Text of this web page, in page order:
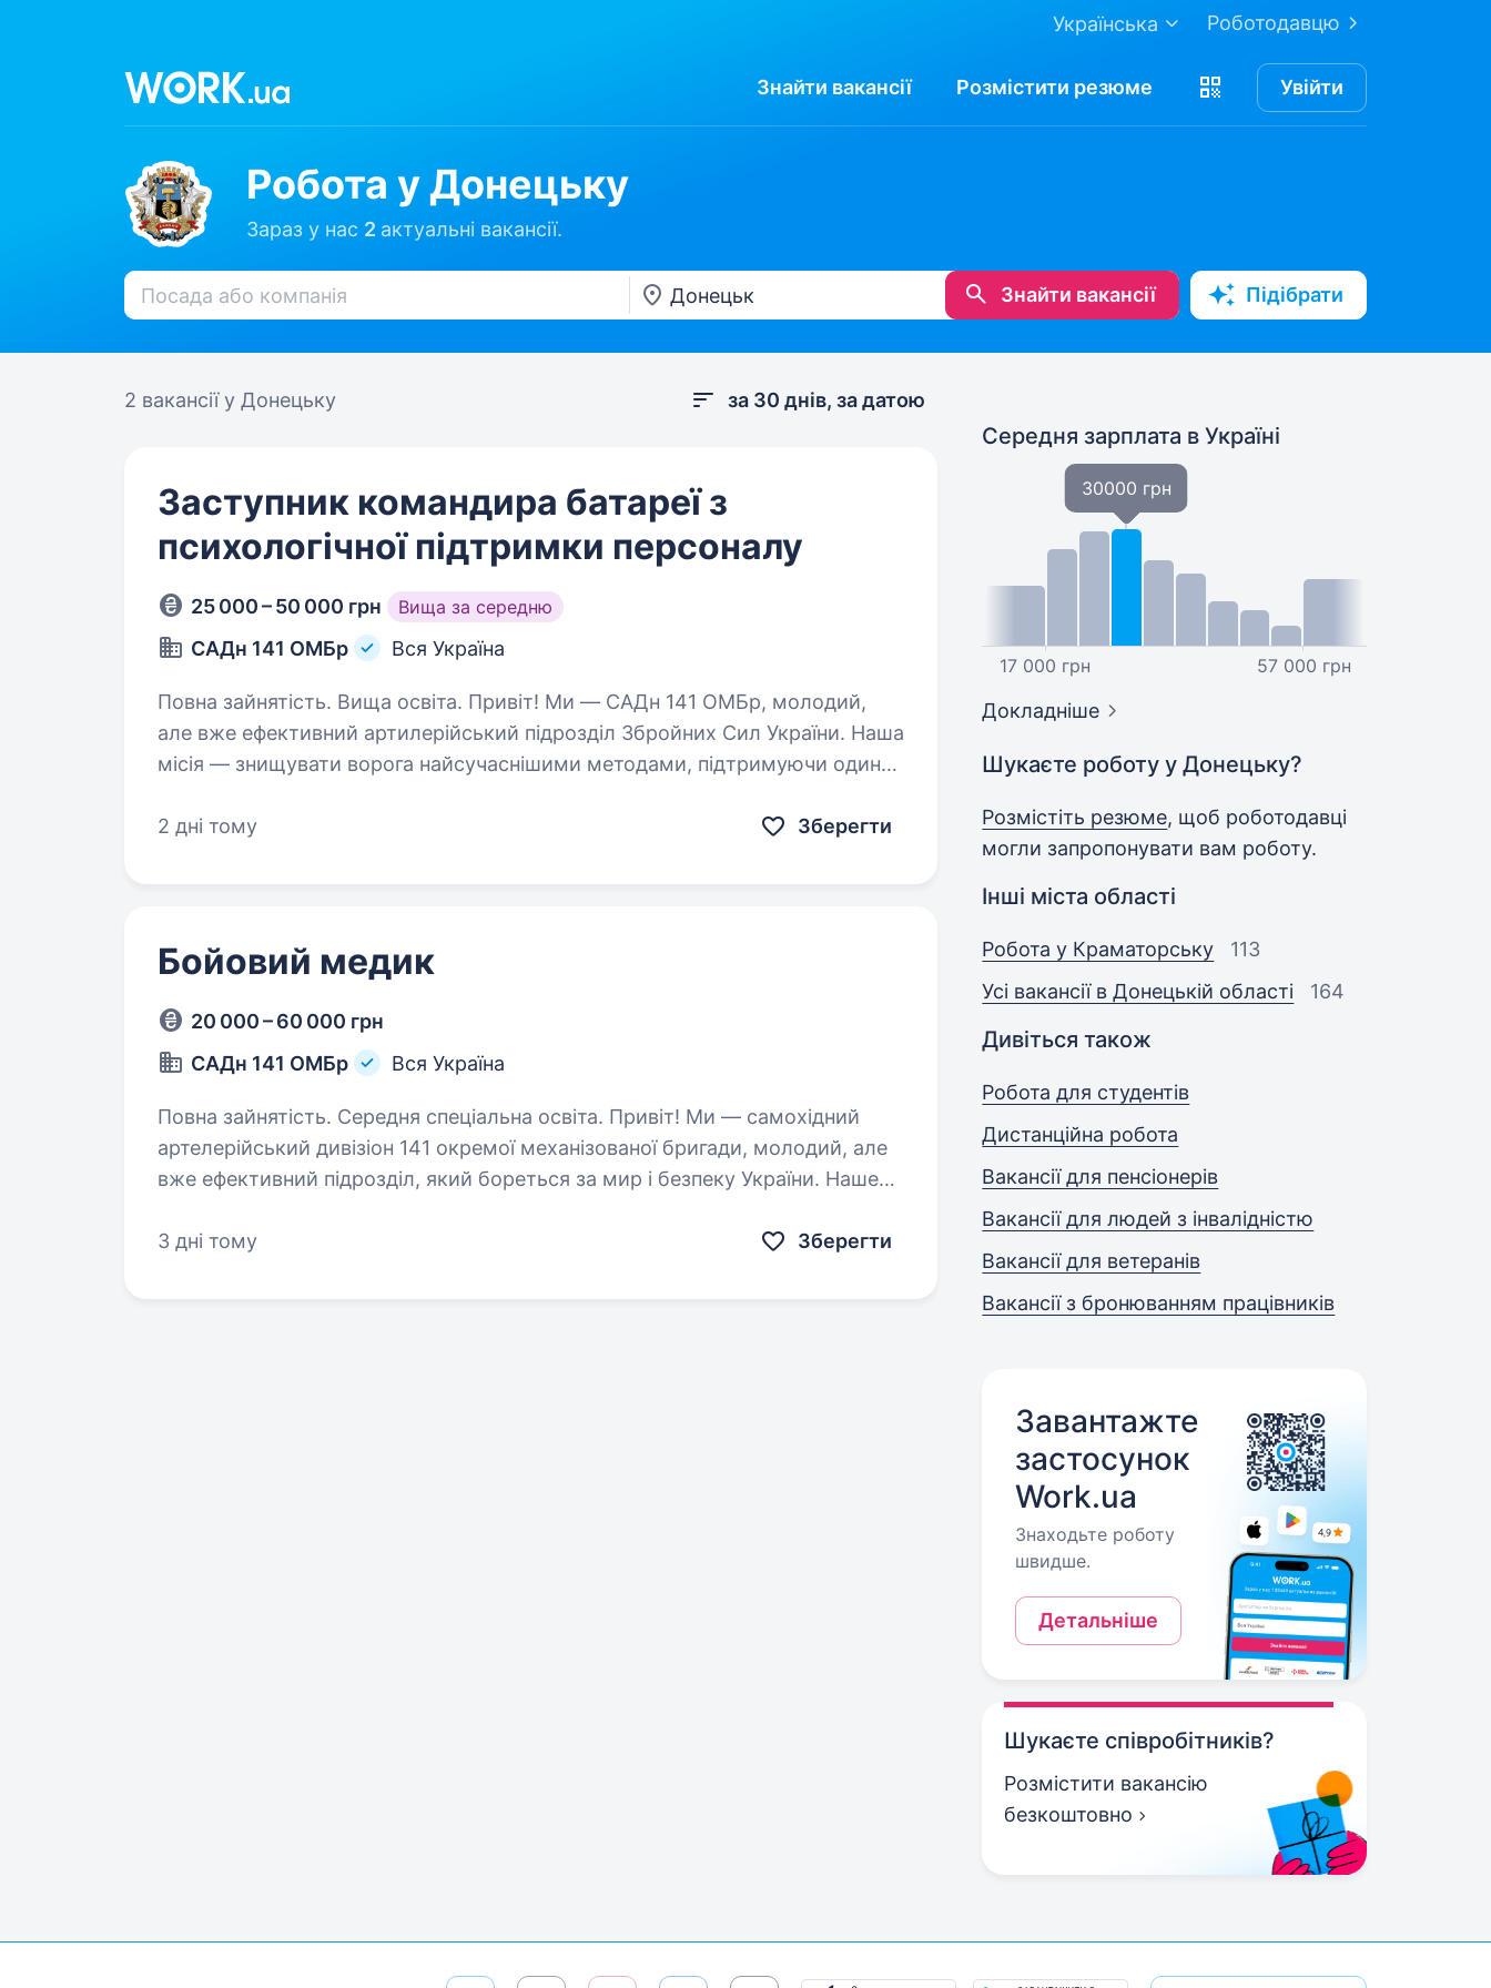
Роботодавцю
Українська
Знайти вакансії Розмістити резюме Увійти
Робота у Донецьку
Зараз у нас 2 актуальні вакансії.
Знайти вакансії Підібрати
2 вакансіїу Донецьку за 30 днів, за датою
Заступник командира батареї з
психологічної підтримки персоналу
25 000 – 50 000 грн Вища за середню
САДн 141 ОМБр Вся Україна
Повна зайнятість. Вища освіта. Привіт! Ми — САДн 141 ОМБр, молодий,
але вже ефективний артилерійський підрозділ Збройних Сил України. Наша
місія — знищувати ворога найсучаснішими методами, підтримуючи один
2 дні тому
Зберегти
Бойовий медик
20 000 – 60 000 грн
САДн 141 ОМБр
Вся Україна
Повна зайнятість. Середня спеціальна освіта. Привіт! Ми — самохідний
артелерійський дивізіон 141 окремої механізованої бригади, молодий, але
вже ефективний підрозділ, який бореться за мир і безпеку України. Наше
3 дні тому
Зберегти
Середня зарплата в Україні
17 000 грн
30000 грн
57 000 грн
Докладніше
Шукаєте роботу у Донецьку?
Розмістіть резюме, щоб роботодавці
могли запропонувати вам роботу.
Інші міста області
Робота у Краматорську
113
Усі вакансії в Донецькій області
164
Дивіться також
Робота для студентів
Дистанційна робота
Вакансії для пенсіонерів
Вакансії для людей з інвалідністю
Вакансії для ветеранів
Вакансії з бронюванням працівників
Завантажте
застосунок
Work.ua
Знаходьте роботу
швидше.
Детальніше
Шукаєте співробітників?
Розмістити вакансію
безкоштовно